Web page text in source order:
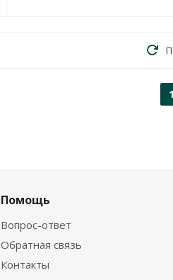
1
Помощь
Вопрос-ответ
Обратная связь
Контакты